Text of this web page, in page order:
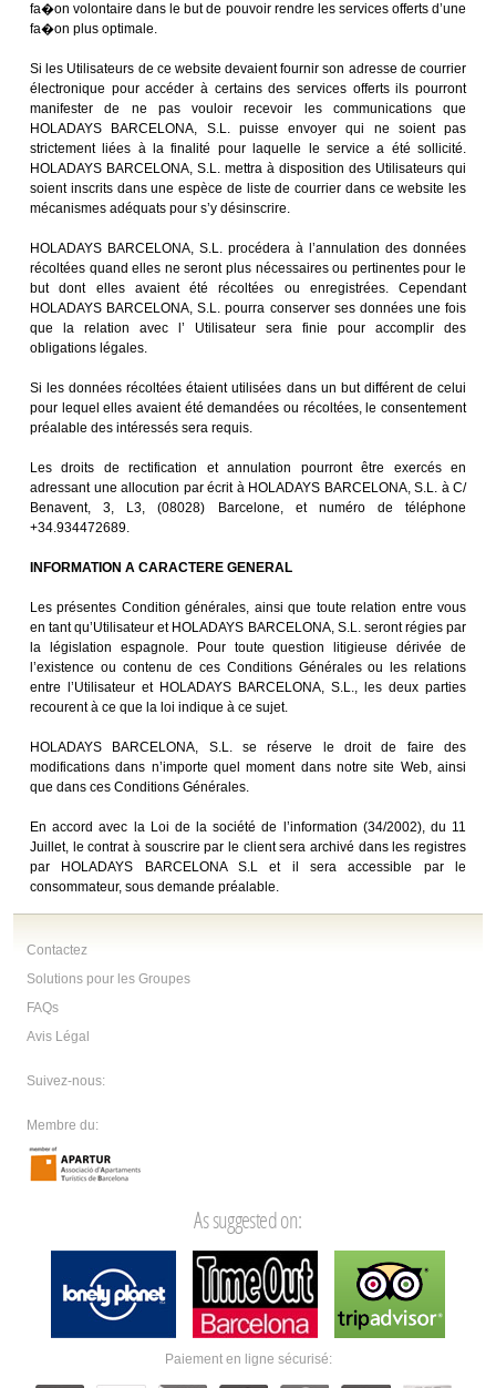
fa�on volontaire dans le but de pouvoir rendre les services offerts d’une
fa�on plus optimale.
Si les Utilisateurs de ce website devaient fournir son adresse de courrier
électronique pour accéder à certains des services offerts ils pourront
manifester de ne pas vouloir recevoir les communications que
HOLADAYS BARCELONA, S.L. puisse envoyer qui ne soient pas
strictement liées à la finalité pour laquelle le service a été sollicité.
HOLADAYS BARCELONA, S.L. mettra à disposition des Utilisateurs qui
soient inscrits dans une espèce de liste de courrier dans ce website les
mécanismes adéquats pour s’y désinscrire.
HOLADAYS BARCELONA, S.L. procédera à l’annulation des données
récoltées quand elles ne seront plus nécessaires ou pertinentes pour le
but dont elles avaient été récoltées ou enregistrées. Cependant
HOLADAYS BARCELONA, S.L. pourra conserver ses données une fois
que la relation avec l’ Utilisateur sera finie pour accomplir des
obligations légales.
Si les données récoltées étaient utilisées dans un but différent de celui
pour lequel elles avaient été demandées ou récoltées, le consentement
préalable des intéressés sera requis.
Les droits de rectification et annulation pourront être exercés en
adressant une allocution par écrit à HOLADAYS BARCELONA, S.L. à C/
Benavent, 3, L3, (08028) Barcelone, et numéro de téléphone
+34.934472689.
INFORMATION A CARACTERE GENERAL
Les présentes Condition générales, ainsi que toute relation entre vous
en tant qu’Utilisateur et HOLADAYS BARCELONA, S.L. seront régies par
la législation espagnole. Pour toute question litigieuse dérivée de
l’existence ou contenu de ces Conditions Générales ou les relations
entre l’Utilisateur et HOLADAYS BARCELONA, S.L., les deux parties
recourent à ce que la loi indique à ce sujet.
HOLADAYS BARCELONA, S.L. se réserve le droit de faire des
modifications dans n’importe quel moment dans notre site Web, ainsi
que dans ces Conditions Générales.
En accord avec la Loi de la société de l’information (34/2002), du 11
Juillet, le contrat à souscrire par le client sera archivé dans les registres
par HOLADAYS BARCELONA S.L et il sera accessible par le
consommateur, sous demande préalable.
Contactez
Solutions pour les Groupes
FAQs
Avis Légal
Suivez-nous:
Membre du:
As suggested on:
Paiement en ligne sécurisé: